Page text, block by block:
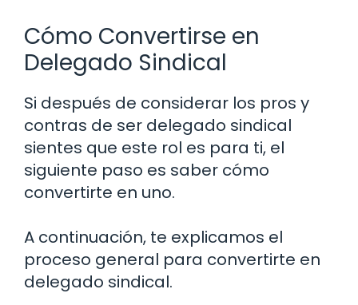
Cómo Convertirse en
Delegado Sindical
Si después de considerar los pros y
contras de ser delegado sindical
sientes que este rol es para ti, el
siguiente paso es saber cómo
convertirte en uno.
A continuación, te explicamos el
proceso general para convertirte en
delegado sindical.